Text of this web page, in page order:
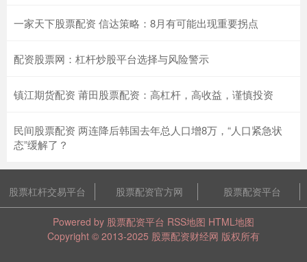
一家天下股票配资 信达策略：8月有可能出现重要拐点
配资股票网：杠杆炒股平台选择与风险警示
镇江期货配资 莆田股票配资：高杠杆，高收益，谨慎投资
民间股票配资 两连降后韩国去年总人口增8万，“人口紧急状
态”缓解了？
股票杠杆交易平台 股票配资官方网 股票配资平台
Powered by 股票配资平台 RSS地图 HTML地图
Copyright © 2013-2025 股票配资财经网 版权所有